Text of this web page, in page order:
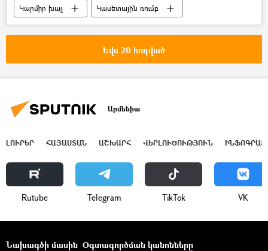
Կարմիր խաչ
Կասետային ռումբ
ԱՄՆ
Ուկրաինա
Եվս 20 հոդված
Արմենիա
ԼՈՒՐԵՐ ՀԱՅԱՍՏԱՆ ԱՇԽԱՐՀ ՎԵՐԼՈՒԾՈՒԹՅՈՒՆ
Rutube Telegram ТikТоk VK
Նախագծի մասին Օգտագործման կանոնները